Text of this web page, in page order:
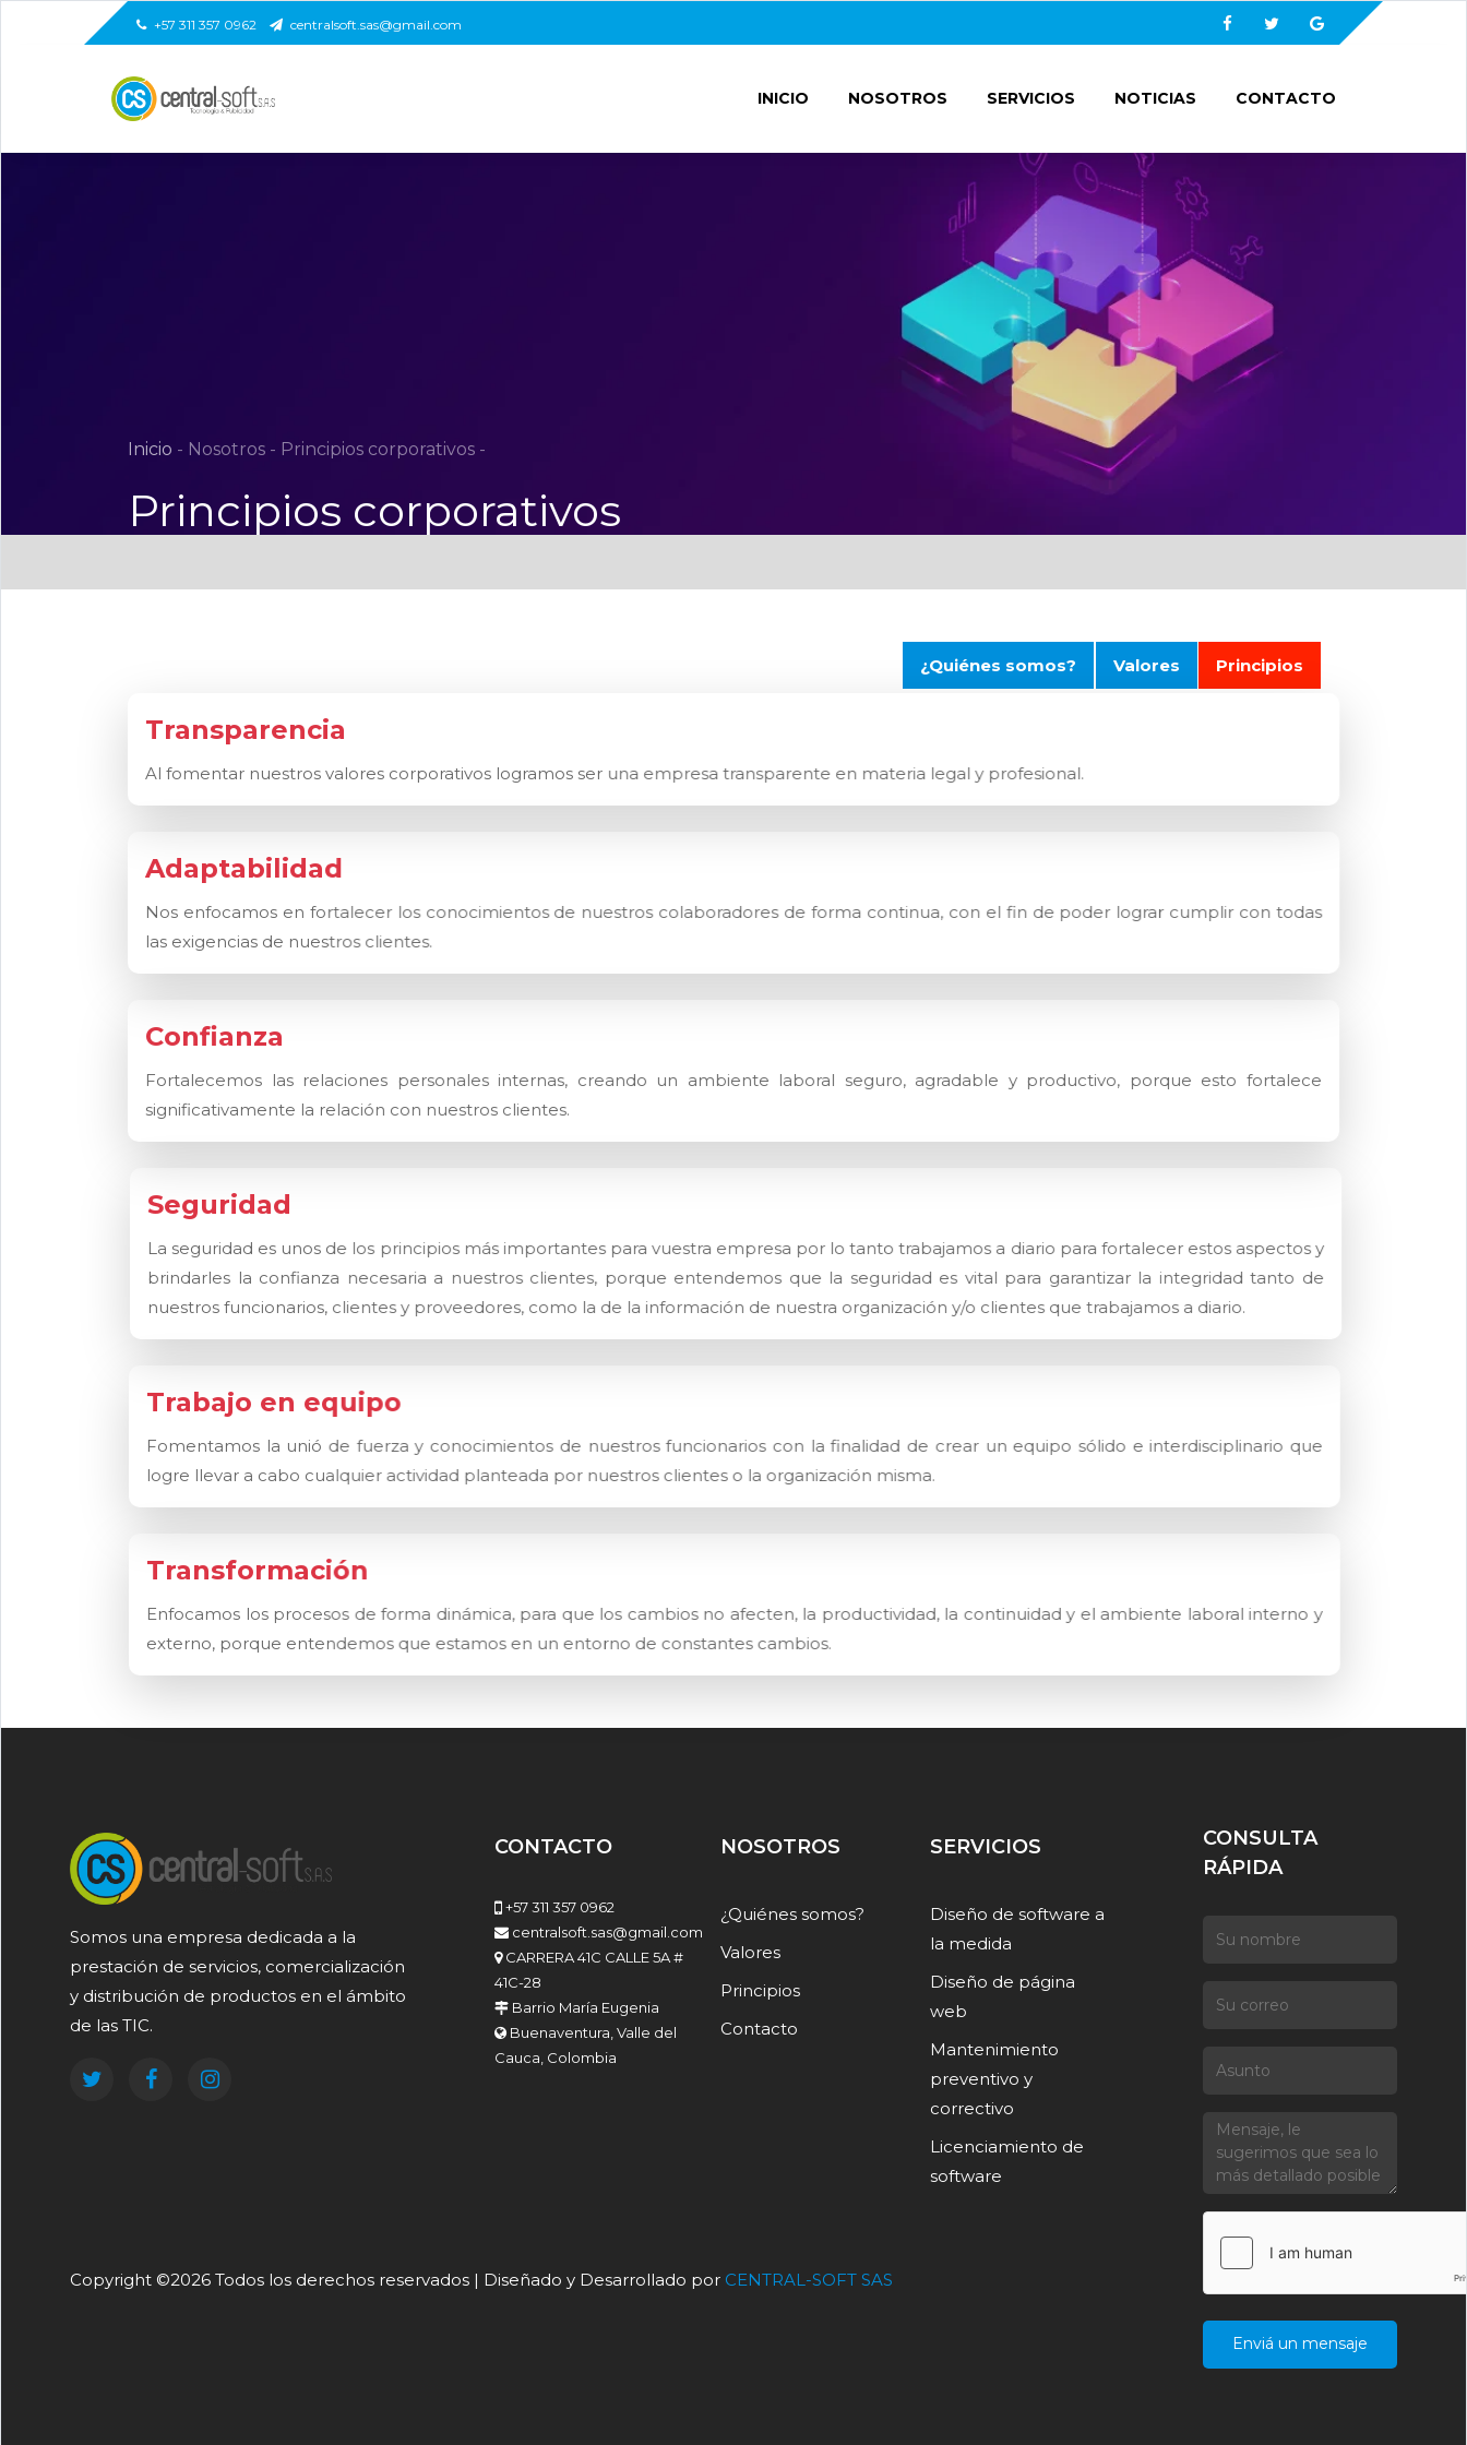
+57 311 357 0962 centralsoft.sas@gmail.com FacebookTwitterGoogle
INICIO NOSOTROS SERVICIOS NOTICIAS CONTACTO
Inicio - Nosotros - Principios corporativos -
Principios corporativos
¿Quiénes somos? Valores Principios
Transparencia
Al fomentar nuestros valores corporativos logramos ser una empresa transparente en materia legal y profesional.
Adaptabilidad
Nos enfocamos en fortalecer los conocimientos de nuestros colaboradores de forma continua, con el fin de poder lograr cumplir con todas
las exigencias de nuestros clientes.
Confianza
Fortalecemos las relaciones personales internas, creando un ambiente laboral seguro, agradable y productivo, porque esto fortalece
significativamente la relación con nuestros clientes.
Seguridad
La seguridad es unos de los principios más importantes para vuestra empresa por lo tanto trabajamos a diario para fortalecer estos aspectos y
brindarles la confianza necesaria a nuestros clientes, porque entendemos que la seguridad es vital para garantizar la integridad tanto de
nuestros funcionarios, clientes y proveedores, como la de la información de nuestra organización y/o clientes que trabajamos a diario.
Trabajo en equipo
Fomentamos la unió de fuerza y conocimientos de nuestros funcionarios con la finalidad de crear un equipo sólido e interdisciplinario que
logre llevar a cabo cualquier actividad planteada por nuestros clientes o la organización misma.
Transformación
Enfocamos los procesos de forma dinámica, para que los cambios no afecten, la productividad, la continuidad y el ambiente laboral interno y
externo, porque entendemos que estamos en un entorno de constantes cambios.
Somos una empresa dedicada a la
prestación de servicios, comercialización
y distribución de productos en el ámbito
de las TIC.
CONTACTO
+57 311 357 0962
centralsoft.sas@gmail.com
CARRERA 41C CALLE 5A #
41C-28
Barrio María Eugenia
Buenaventura, Valle del
Cauca, Colombia
NOSOTROS
¿Quiénes somos?
Valores
Principios
Contacto
SERVICIOS
Diseño de software a
la medida
Diseño de página
web
Mantenimiento
preventivo y
correctivo
Licenciamiento de
software
Copyright ©2026 Todos los derechos reservados | Diseñado y Desarrollado por CENTRAL-SOFT SAS
CONSULTA
RÁPIDA
Enviá un mensaje